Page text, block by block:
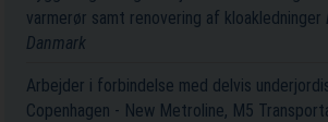
varmerør samt renovering af kloakledninger
Danmark
Arbejder i forbindelse med delvis
Copenhagen - New Metroline, M5